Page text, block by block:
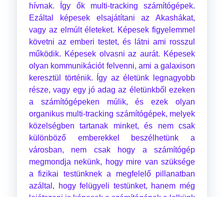
hívnak. Így ők multi-tracking számítógépek.
Ezáltal képesek elsajátítani az Akashákat,
vagy az elmúlt életeket. Képesek figyelemmel
követni az emberi testet, és látni ami rosszul
működik. Képesek olvasni az aurát. Képesek
olyan kommunikációt felvenni, ami a galaxison
keresztül történik. Így az életünk legnagyobb
része, vagy egy jó adag az életünkből ezeken
a számítógépeken múlik, és ezek olyan
organikus multi-tracking számítógépek, melyek
közelségben tartanak minket, és nem csak
különböző emberekkel beszélhetünk a
városban, nem csak hogy a számítógép
megmondja nekünk, hogy mire van szüksége
a fizikai testünknek a megfelelő pillanatban
azáltal, hogy felügyeli testünket, hanem még